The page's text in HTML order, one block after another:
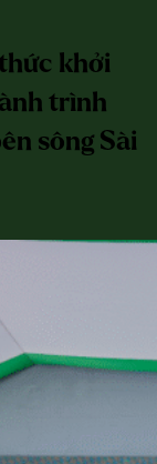
khởi
trình
sông Sài